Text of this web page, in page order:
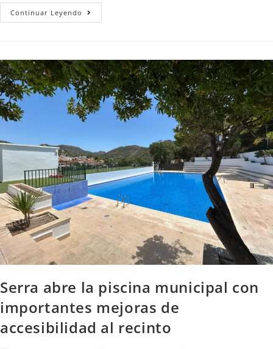
Continuar Leyendo
Serra abre la piscina municipal con
importantes mejoras de
accesibilidad al recinto